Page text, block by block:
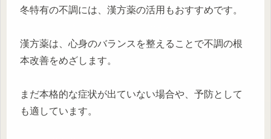
冬特有の不調には、漢方薬の活用もおすすめです。
漢方薬は、心身のバランスを整えることで不調の根
本改善をめざします。
まだ本格的な症状が出ていない場合や、予防として
も適しています。